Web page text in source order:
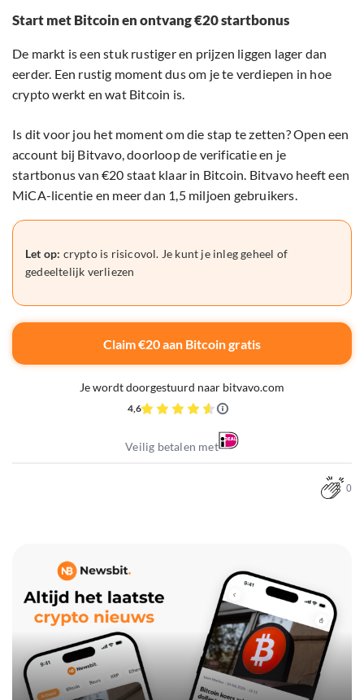
Start met Bitcoin en ontvang €20 startbonus
De markt is een stuk rustiger en prijzen liggen lager dan
eerder. Een rustig moment dus om je te verdiepen in hoe
crypto werkt en wat Bitcoin is.
Is dit voor jou het moment om die stap te zetten? Open een
account bij Bitvavo, doorloop de verificatie en je
startbonus van €20 staat klaar in Bitcoin. Bitvavo heeft een
MiCA-licentie en meer dan 1,5 miljoen gebruikers.
Let op: crypto is risicovol. Je kunt je inleg geheel of
gedeeltelijk verliezen
Claim €20 aan Bitcoin gratis
Je wordt doorgestuurd naar bitvavo.com
4,6
Veilig betalen met
0